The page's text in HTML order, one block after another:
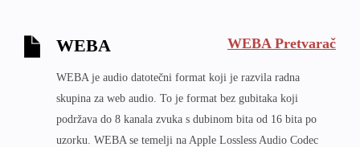
WEBA WEBA Pretvarač
WEBA je audio datotečni format koji je razvila radna
skupina za web audio. To je format bez gubitaka koji
podržava do 8 kanala zvuka s dubinom bita od 16 bita po
uzorku. WEBA se temelji na Apple Lossless Audio Codec